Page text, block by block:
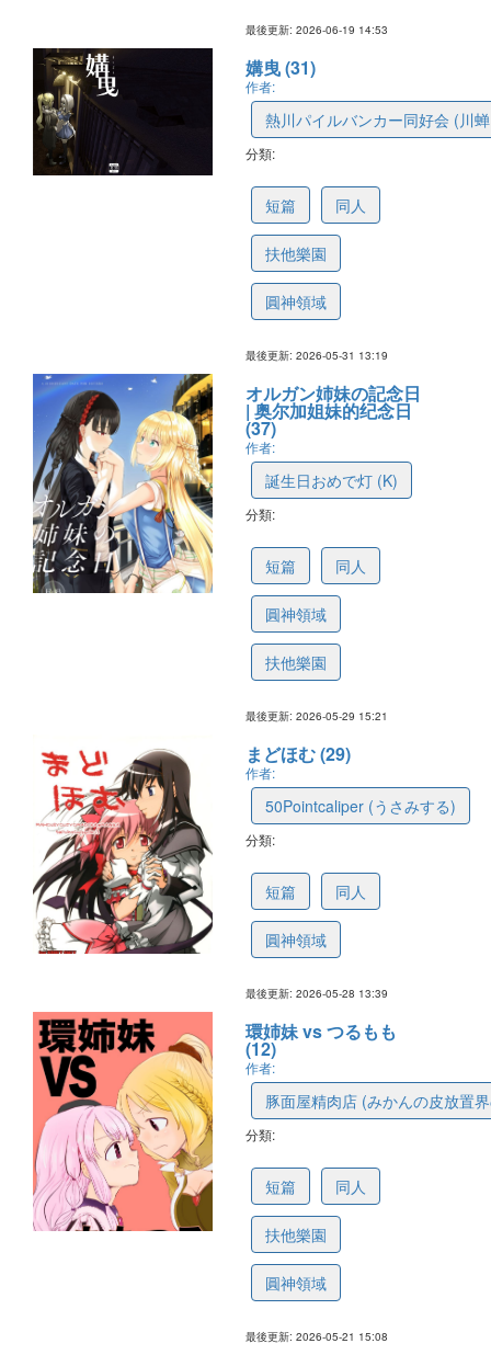
最後更新: 2026-06-19 14:53
媾曳 (31)
作者:
熱川パイルバンカー同好会 (川
分類:
短篇 同人
扶他樂園
圓神領域
最後更新: 2026-05-31 13:19
オルガン姉妹の記念日
| 奥尔加姐妹的纪念日
(37)
作者:
誕生日おめで灯 (K)
分類:
短篇 同人
圓神領域
扶他樂園
最後更新: 2026-05-29 15:21
まどほむ (29)
作者:
50Pointcaliper (うさみする)
分類:
短篇 同人
圓神領域
最後更新: 2026-05-28 13:39
環姉妹 vs つるもも
(12)
作者:
豚面屋精肉店 (みかんの皮放置
分類:
短篇 同人
扶他樂園
圓神領域
最後更新: 2026-05-21 15:08